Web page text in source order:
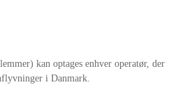
kan optages enhver operatør, der
i Danmark.